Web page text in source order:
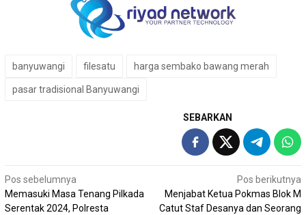
banyuwangi filesatu harga sembako bawang merah
pasar tradisional Banyuwangi
SEBARKAN
Navigasi
pos
Pos sebelumnya
Memasuki Masa Tenang Pilkada
Serentak 2024, Polresta
Pos berikutnya
Menjabat Ketua Pokmas Blok M
Catut Staf Desanya dan Seorang